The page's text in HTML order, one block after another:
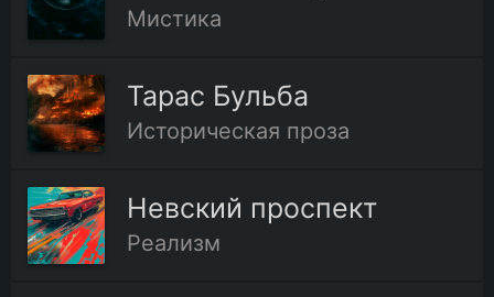
Мистика
Тарас Бульба
Историческая проза
Невский проспект
Реализм